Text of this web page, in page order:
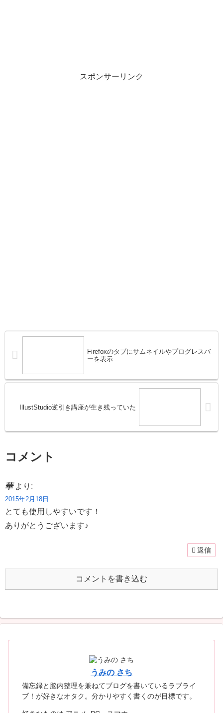
スポンサーリンク
Firefoxのタブにサムネイルやプログレスバ
ーを表示
IllustStudio逆引き講座が生き残っていた
コメント
華 より:
2015年2月18日
とても使用しやすいです！
ありがとうございます♪
返信
コメントを書き込む
うみの さち
備忘録と脳内整理を兼ねてブログを書いているラブライ
ブ！が好きなオタク。分かりやすく書くのが目標です。